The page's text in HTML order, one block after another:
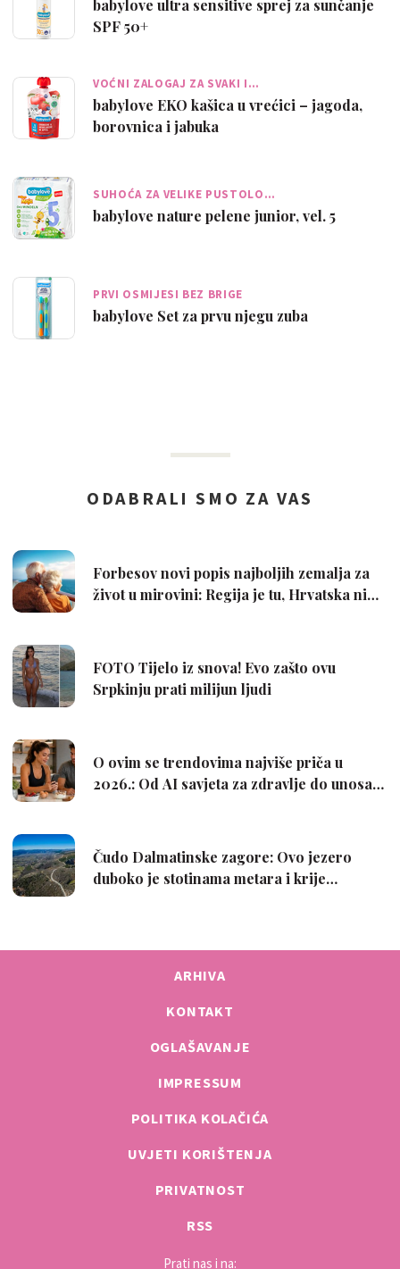
babylove ultra sensitive sprej za sunčanje
SPF 50+
VOĆNI ZALOGAJ ZA SVAKI I…
babylove EKO kašica u vrećici – jagoda,
borovnica i jabuka
SUHOĆA ZA VELIKE PUSTOLO…
babylove nature pelene junior, vel. 5
PRVI OSMIJESI BEZ BRIGE
babylove Set za prvu njegu zuba
ARHIVA
KONTAKT
OGLAŠAVANJE
IMPRESSUM
POLITIKA KOLAČIĆA
UVJETI KORIŠTENJA
PRIVATNOST
RSS
Prati nas i na: